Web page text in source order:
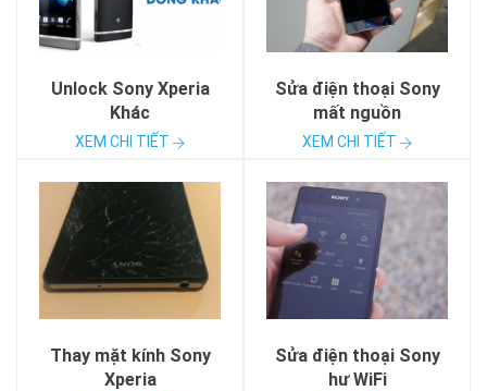
Unlock Sony Xperia
Khác
XEM CHI TIẾT
Sửa điện thoại Sony
mất nguồn
XEM CHI TIẾT
Thay mặt kính Sony
Xperia
Sửa điện thoại Sony
hư WiFi